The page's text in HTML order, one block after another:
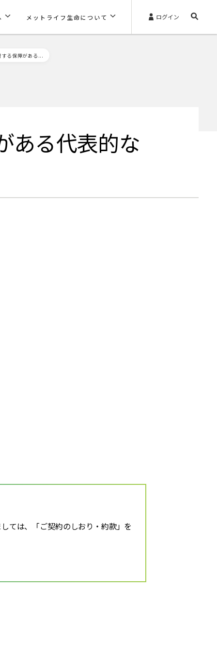
メットライフ生命について ログイン
する保障がある...
ある代表的な
ては、「ご契約のしおり・約款」を